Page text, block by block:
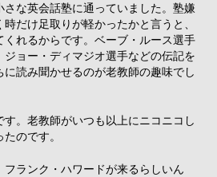
さな英会話塾に通っていました。塾嫌
だけ足取りが軽かったかと言うと、
くれるからです。ベーブ・ルース選手
ョー・ディマジオ選手などの伝記を
読み聞かせるのが老教師の趣味でし
。老教師がいつも以上にニコニコし
のです。
フランク・ハワードが来るらしいん